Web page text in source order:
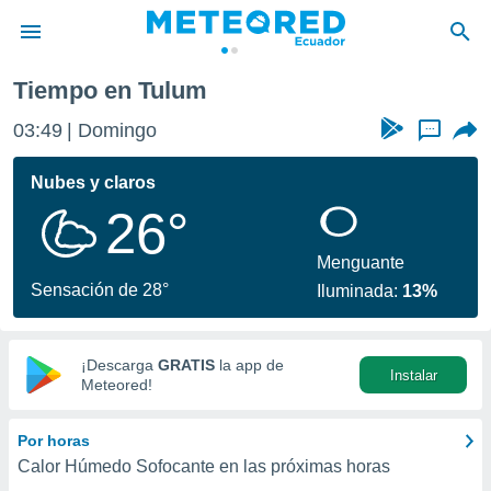
de
ha
calidad.
a este
las
y
digital
basada
Tiempo en Tulum
03:49 Domingo ...
Nubes y claros
26°
Sensación de 28°
Menguante
Iluminada: 13%
¡Descarga GRATIS la app de
Meteored!
Instalar
Por horas
Calor Húmedo Sofocante en las próximas horas